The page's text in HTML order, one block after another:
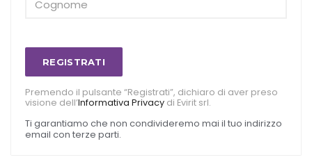
REGISTRATI
Premendo il pulsante “Registrati”, dichiaro di aver preso
visione dell’Informativa Privacy di Evirit srl.
Ti garantiamo che non condivideremo mai il tuo indirizzo
email con terze parti.